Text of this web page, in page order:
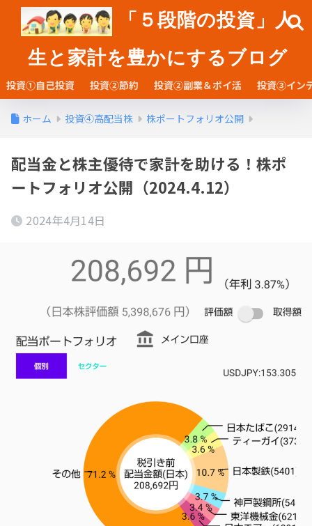
「５段階の投資」人
生と家計を豊かにするブログ
投資①自己投資 投資②節約 投資②副業＆ポイ活 投資③イン
ホーム 投資④高配当株 株ポートフォリオ公開
配当金と株主優待で家計を助ける！株ポ
ートフォリオ公開（2024.4.12）
2024年4月14日